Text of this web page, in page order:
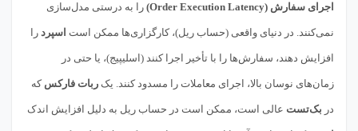
اجرای سفارش (Order Execution Latency) را به درستی مدل‌سازی
نمی‌کنند. در دنیای واقعی (حساب ریل)، کارگزاری‌ها ممکن است اسپرد را
افزایش دهند، سفارش‌ها را با تأخیر اجرا کنند (اسلیپیج)، یا حتی در
زمان‌های نوسان بالا، اجرای معاملات را مسدود کنند. یک ربات فارکس که
در بک‌تست عالی است، ممکن است در حساب ریل به دلیل افزایش اندک